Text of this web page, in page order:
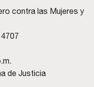
contra las Mujeres y
de Justicia